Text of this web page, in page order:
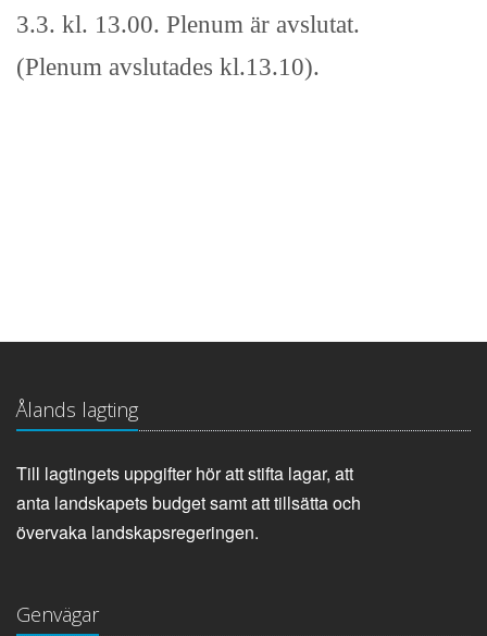
3.3. kl. 13.00. Plenum är avslutat.
(Plenum avslutades kl.13.10).
Ålands lagting
Till lagtingets uppgifter hör att stifta lagar, att
anta landskapets budget samt att tillsätta och
övervaka landskapsregeringen.
Genvägar